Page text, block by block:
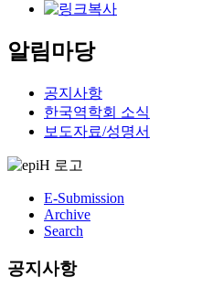
알림마당
공지사항
한국역학회 소식
보도자료/성명서
E-Submission
Archive
Search
공지사항